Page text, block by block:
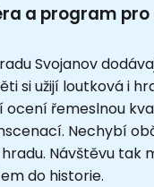
a program pro
Svojanov
si užijí loutková i
řemeslnou
Nechybí
Návštěvu tak
do historie.